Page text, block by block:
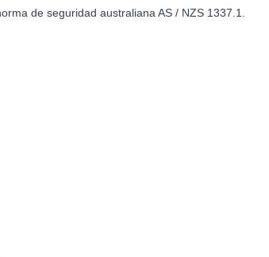
de seguridad australiana AS / NZS 1337.1.